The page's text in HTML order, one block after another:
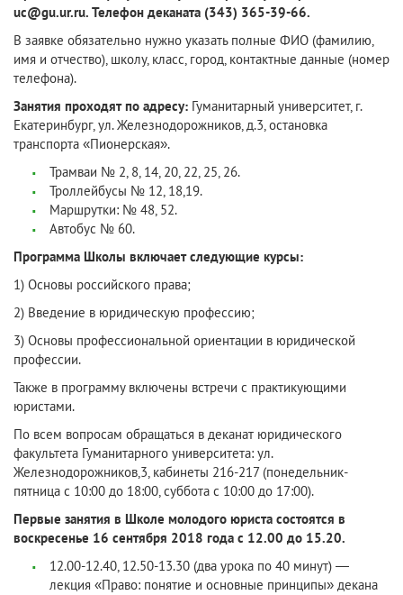
uc@gu.ur.ru. Телефон деканата (343) 365-39-66.
В заявке обязательно нужно указать полные ФИО (фамилию,
имя и отчество), школу, класс, город, контактные данные (номер
телефона).
Занятия проходят по адресу: Гуманитарный университет, г.
Екатеринбург, ул. Железнодорожников, д.3, остановка
транспорта «Пионерская».
Трамваи № 2, 8, 14, 20, 22, 25, 26.
Троллейбусы № 12, 18,19.
Маршрутки: № 48, 52.
Автобус № 60.
Программа Школы включает следующие курсы:
1) Основы российского права;
2) Введение в юридическую профессию;
3) Основы профессиональной ориентации в юридической
профессии.
Также в программу включены встречи с практикующими
юристами.
По всем вопросам обращаться в деканат юридического
факультета Гуманитарного университета: ул.
Железнодорожников,3, кабинеты 216-217 (понедельник-
пятница с 10:00 до 18:00, суббота с 10:00 до 17:00).
Первые занятия в Школе молодого юриста состоятся в
воскресенье 16 сентября 2018 года с 12.00 до 15.20.
12.00-12.40, 12.50-13.30 (два урока по 40 минут) —
лекция «Право: понятие и основные принципы» декана